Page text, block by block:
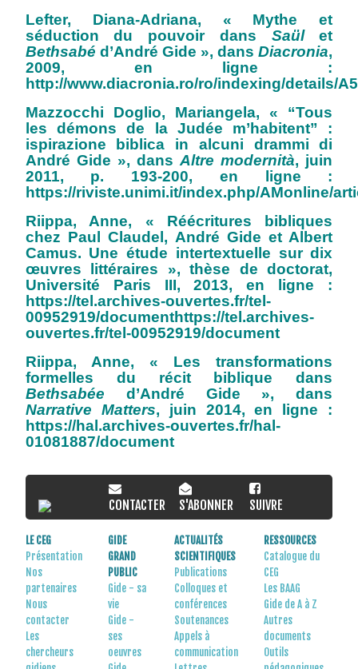
Lefter, Diana-Adriana, « Mythe et
séduction du pouvoir dans Saület
Bethsabé d’André Gide », dansDiacronia,
2009, en ligne :
http://www.diacronia.ro/ro/indexing/details/
Mazzocchi Doglio, Mariangela, « “Tous
les démons de la Judée m’habitent” :
ispirazione biblica in alcuni drammi di
André Gide », dansAltre modernità, juin
2011, p. 193‑200, en ligne :
https://riviste.unimi.it/index.php/AMonline/
Riippa, Anne, « Réécritures bibliques
chez Paul Claudel, André Gide et Albert
Camus. Une étude intertextuelle sur dix
œuvres littéraires », thèse de doctorat,
Université Paris III, 2013, en ligne :
https://tel.archives-ouvertes.fr/tel-
00952919/documenthttps://tel.archives-
ouvertes.fr/tel-00952919/document
Riippa, Anne, « Les transformations
formelles du récit biblique dans
Bethsabée d’André Gide », dans
Narrative Matters, juin 2014, en ligne :
https://hal.archives-ouvertes.fr/hal-
01081887/document
CONTACTER S'ABONNER SUIVRE
LE CEG
Présentation
Nos
partenaires
Nous
contacter
Les
chercheurs
GIDE
GRAND
PUBLIC
Gide - sa
vie
Gide -
ses
oeuvres
ACTUALITÉS
SCIENTIFIQUES
Publications
Colloques et
conférences
Soutenances
Appels à
communication
RESSOURCES
Catalogue du
CEG
Les BAAG
Gide de A à Z
Autres
documents
Outils